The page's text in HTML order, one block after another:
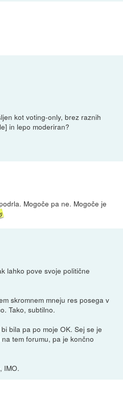
kot voting-only, brez raznih
in lepo moderiran?
Mogoče pa ne. Mogoče je
lahko pove svoje politične
skromnem mneju res posega v
Tako, subtilno.
bila pa po moje OK. Sej se je
tem forumu, pa je končno
IMO.